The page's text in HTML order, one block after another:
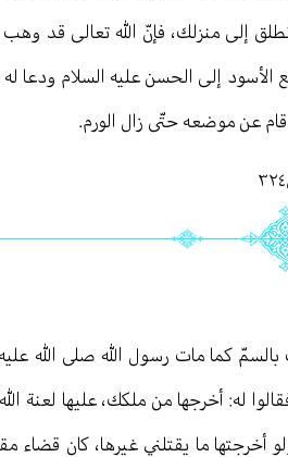
إلى منزلك، فإنّ الله تعالی قد وهب
إلى الحسن عليه السلام ودعا له
عن موضعه حتّى زال الورم.
كما مات رسول الله صلى الله
له: أخرجها من ملكك، عليها لعنة
ما يقتلني غيرها، كان قضاء